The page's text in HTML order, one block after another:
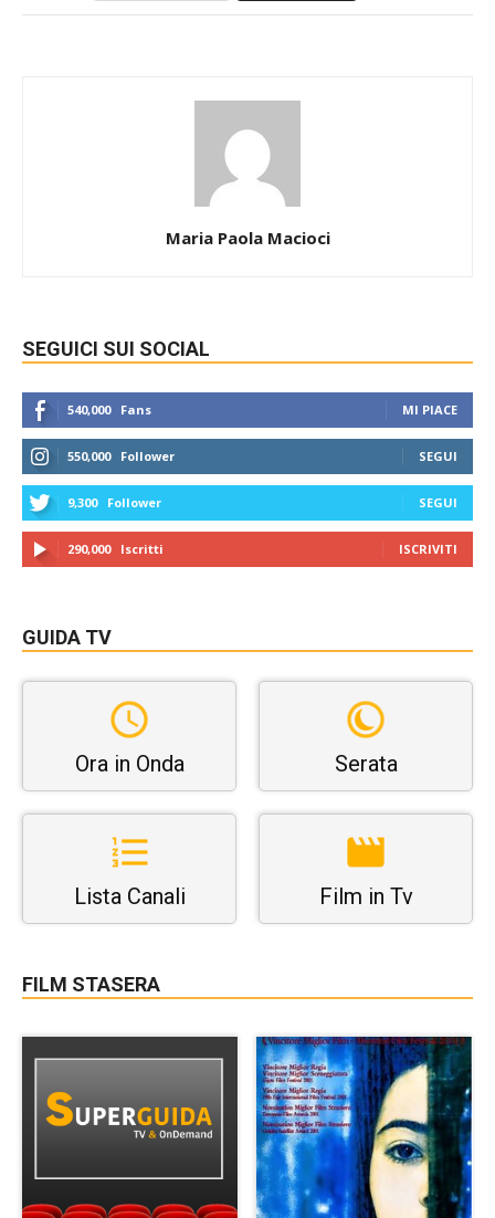
Maria Paola Macioci
SEGUICI SUI SOCIAL
540,000 Fans MI PIACE
550,000 Follower SEGUI
9,300 Follower SEGUI
290,000 Iscritti ISCRIVITI
GUIDA TV
Ora in Onda Serata
Lista Canali Film in Tv
FILM STASERA